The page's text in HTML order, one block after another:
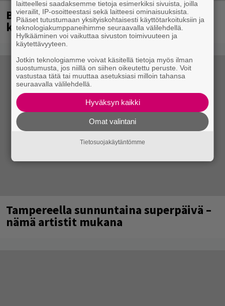
Blind Channel palasi tauolta – tältä
kuulostaa uusi musiikki
Tampereella sunnuntaina superpäivä –
nämä artistit mukana
laitteellesi saadaksemme tietoja esimerkiksi sivuista, joilla
vierailit, IP-osoitteestasi sekä laitteesi ominaisuuksista.
Pääset tutustumaan yksityiskohtaisesti käyttötarkoituksiin ja
teknologiakumppaneihimme seuraavalla välilehdellä.
Hylkääminen voi vaikuttaa sivuston toimivuuteen ja
käytettävyyteen.
Jotkin teknologiamme voivat käsitellä tietoja myös ilman
suostumusta, jos niillä on siihen oikeutettu peruste. Voit
vastustaa tätä tai muuttaa asetuksiasi milloin tahansa
seuraavalla välilehdellä.
Hyväksyn kaikki
Omat valintani
Tietosuojakäytäntömme